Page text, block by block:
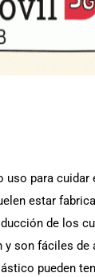
para cuidar
estar
de los
son fáciles de
pueden